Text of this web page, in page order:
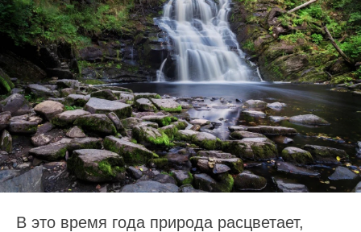
В это время года природа расцветает,